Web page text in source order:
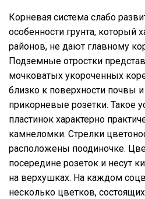
Корневая система слабо
особенности грунта, который
районов, не дают главному
Подземные отростки
мочковатых укороченных
близко к поверхности почвы
прикорневые розетки. Такое
пластинок характерно
камнеломки. Стрелки
расположены поодиночке.
посередине розеток и несут
на верхушках. На каждом
несколько цветков,